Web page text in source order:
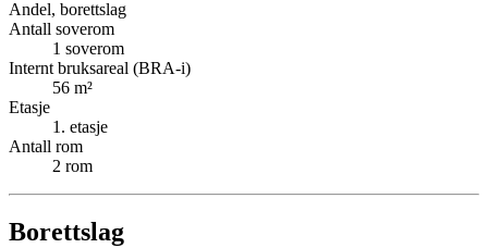
Andel, borettslag
Antall soverom
1 soverom
Internt bruksareal (BRA-i)
56 m²
Etasje
1 . etasje
Antall rom
2 rom
Borettslag